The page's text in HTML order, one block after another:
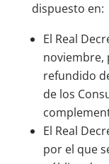
dispuesto en:
El Real
noviembre,
refundido
de los
El Real
por el que